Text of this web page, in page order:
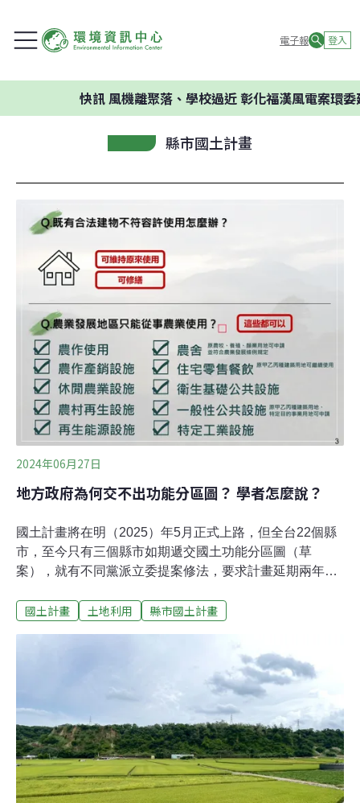
電子報 登入
風機離聚落、學校過近 彰化福漢風電案環委建議不
縣市國土計畫
2024年06月27日
地方政府為何交不出功能分區圖？ 學者怎麼說？
國土計畫將在明（2025）年5月正式上路，但全台22個縣
市，至今只有三個縣市如期遞交國土功能分區圖（草
案），就有不同黨派立委提案修法，要求計畫延期兩年，
實施，並公布三個階段的規劃時程，縣市功能分區圖為三
次，今地方政府卻再以相同理由要求延期。到底為何多年
來都交不出功課？地方政府的疑慮是什麼？研究及協助推
動國土計畫的學者又觀察到什麼現象？農業縣反彈大 要求
中央增撥農政資源《國土計畫法》2016年實施，根據該法
第45條規劃，將會分成三個階段執行，首先由內政部訂出
中央層級的「全國國土計畫」；接下來，各縣市政府會訂
出地方層級的「縣市國土計畫」；最終階段則是由縣市政
國土計畫 土地利用 縣市國土計畫